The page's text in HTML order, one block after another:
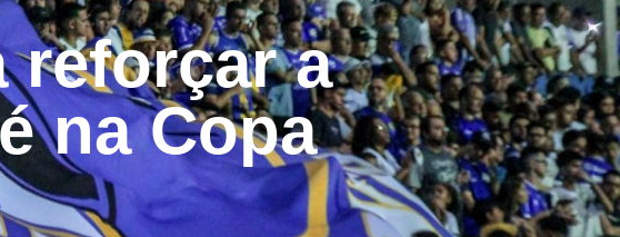
reforçar a
na Copa